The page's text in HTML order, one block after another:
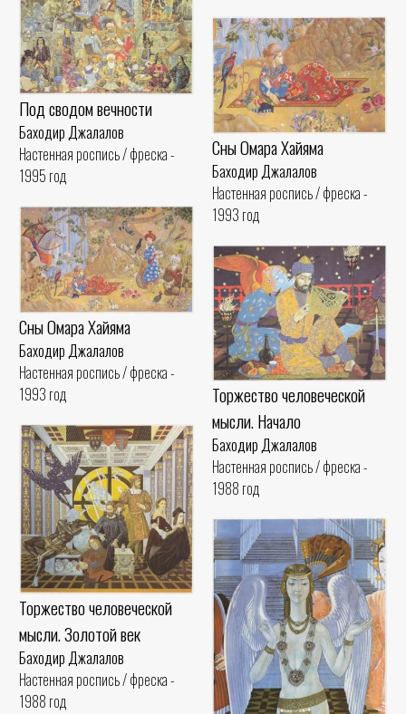
Под сводом вечности
Баходир Джалалов
Настенная роспись / фреска -
1995 год
Сны Омара Хайяма
Баходир Джалалов
Настенная роспись / фреска -
1993 год
Сны Омара Хайяма
Баходир Джалалов
Настенная роспись / фреска -
1993 год
Торжество человеческой
мысли. Начало
Баходир Джалалов
Настенная роспись / фреска -
1988 год
Торжество человеческой
мысли. Золотой век
Баходир Джалалов
Настенная роспись / фреска -
1988 год